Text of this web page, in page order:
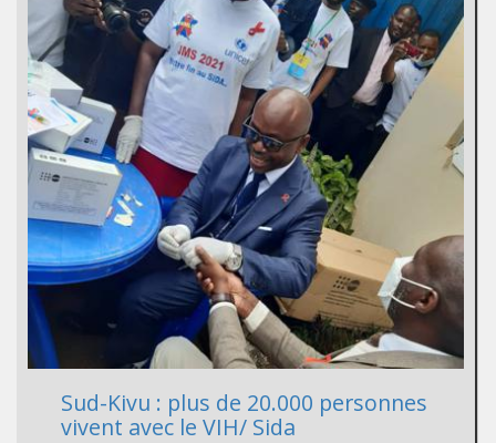
Sud-Kivu : plus de 20.000 personnes
vivent avec le VIH/ Sida